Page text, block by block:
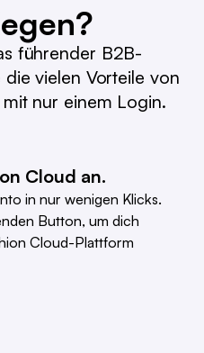
führender B2B-
vielen Vorteile von
nur einem Login.
Cloud an.
in nur wenigen Klicks.
Button, um dich
Cloud-Plattform